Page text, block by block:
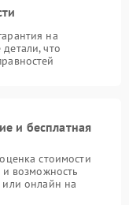
на
что
и бесплатная
стоимости
и возможность
или онлайн на